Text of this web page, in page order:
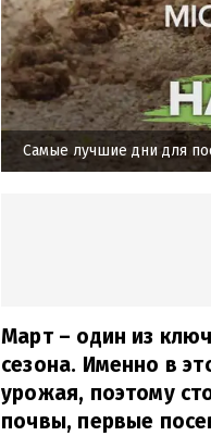
Самые лучшие дни для
Март – один из
сезона. Именно в
урожая, поэтому
почвы, первые